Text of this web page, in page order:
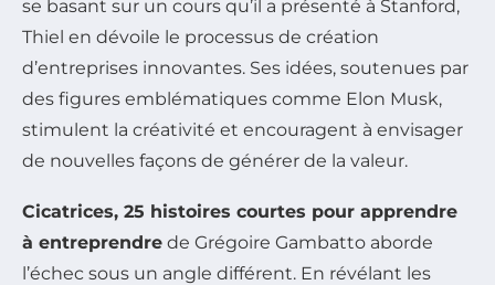
se basant sur un cours qu’il a présenté à Stanford,
Thiel en dévoile le processus de création
d’entreprises innovantes. Ses idées, soutenues par
des figures emblématiques comme Elon Musk,
stimulent la créativité et encouragent à envisager
de nouvelles façons de générer de la valeur.
Cicatrices, 25 histoires courtes pour apprendre
à entreprendre de Grégoire Gambatto aborde
l’échec sous un angle différent. En révélant les